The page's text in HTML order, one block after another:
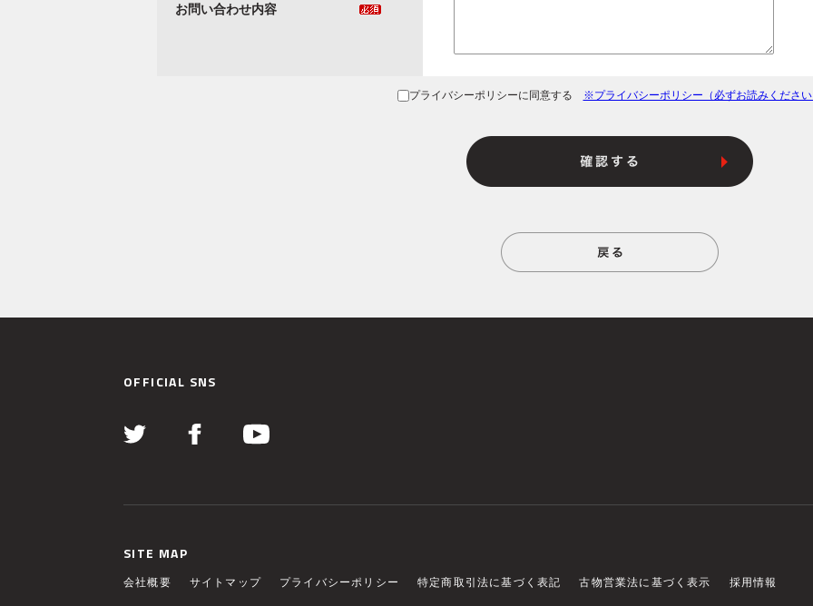
お問い合わせ内容
プライバシーポリシーに同意する ※プライバシーポリシー（必ずお読みくださ
OFFICIAL SNS
SITE MAP
会社概要 サイトマップ プライバシーポリシー 特定商取引法に基づく表記 古物営業法に基づく表示 採用情報